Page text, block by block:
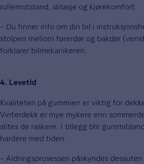
rullemotstand, slitasje og kjørekomfort.
– Du finner info om din bil i
stolpen mellom førerdør og bakdør
forklarer bilmekanikeren.
4. Levetid
Kvaliteten på gummien er viktig for
Vinterdekk er mye mykere enn
slites de raskere. I tillegg blir
hardere med tiden.
– Aldringsprosessen påskyndes